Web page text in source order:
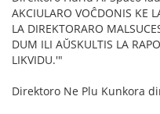
AKCIULARO VOĈDONIS KE
LA DIREKTORARO
DUM ILI AŬSKULTIS LA
LIKVIDU.'"
Direktoro Ne Plu Kunkora